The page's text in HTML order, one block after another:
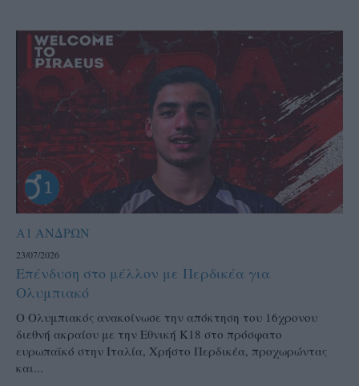
Α1 ΑΝΔΡΩΝ
23/07/2026
Επένδυση στο μέλλον με Περδικέα για
Ολυμπιακό
Ο Ολυμπιακός ανακοίνωσε την απόκτηση του 16χρονου
διεθνή ακραίου με την Εθνική Κ18 στο πρόσφατο
ευρωπαϊκό στην Ιταλία, Χρήστο Περδικέα, προχωρώντας
και...